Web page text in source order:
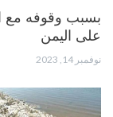
بسبب وقوفه مع
على اليمن
نوفمبر 14, 2023